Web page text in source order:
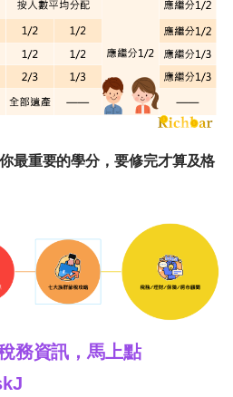
最重要的學分，要修完才算及格
務資訊，馬上點